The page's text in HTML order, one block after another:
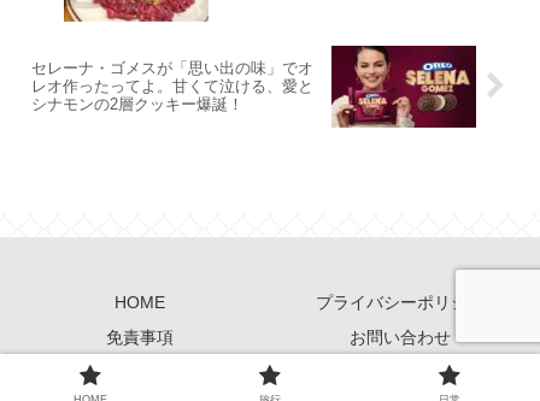
セレーナ・ゴメスが「思い出の味」でオ
レオ作ったってよ。甘くて泣ける、愛と
シナモンの2層クッキー爆誕！
HOME
プライバシーポリシー
免責事項
お問い合わせ
© 2026 Blog Guide All Rights Reserved.